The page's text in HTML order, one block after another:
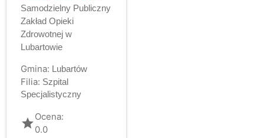
Samodzielny Publiczny
Zakład Opieki
Zdrowotnej w
Lubartowie
Gmina: Lubartów
Filia: Szpital
Specjalistyczny
gradeOcena:
0.0